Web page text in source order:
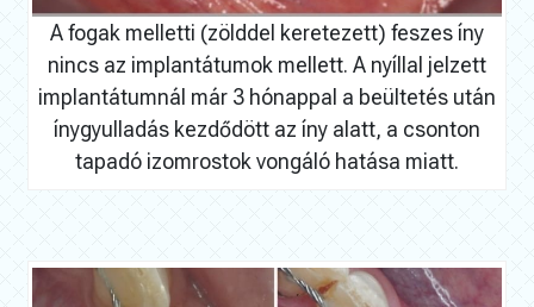
A fogak melletti (zölddel keretezett) feszes íny
nincs az implantátumok mellett. A nyíllal jelzett
implantátumnál már 3 hónappal a beültetés után
ínygyulladás kezdődött az íny alatt, a csonton
tapadó izomrostok vongáló hatása miatt.